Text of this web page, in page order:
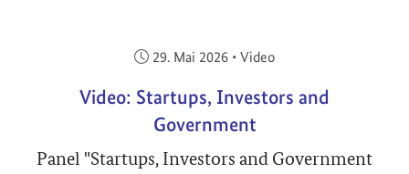
Veröffentlicht am:
29. Mai 2026 • Video
Video: Startups, Investors and
Government
Panel "Startups, Investors and Government